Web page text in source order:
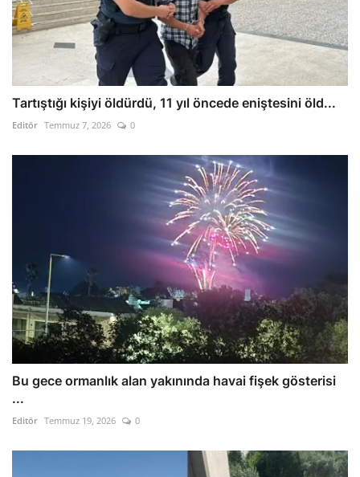
Tartıştığı kişiyi öldürdü, 11 yıl öncede eniştesini öld...
Editör Temmuz 7, 2026 0
Bu gece ormanlık alan yakınında havai fişek gösterisi
...
Editör Temmuz 19, 2026 0